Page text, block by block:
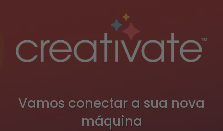
Vamos conectar a sua nova
máquina